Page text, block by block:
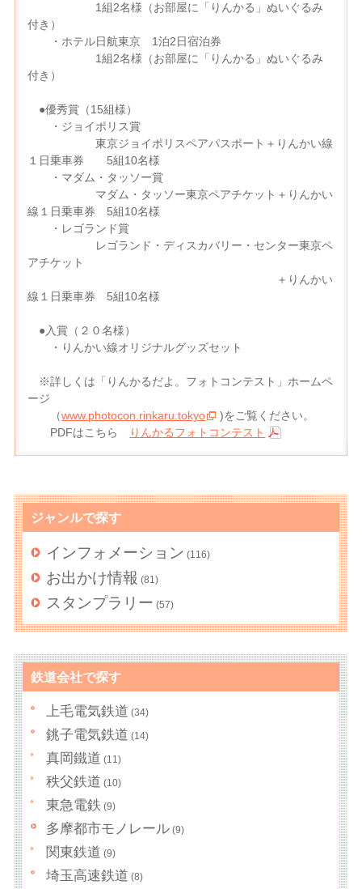
1組2名様（お部屋に「りんかる」ぬいぐるみ
付き）
・ホテル日航東京 1泊2日宿泊券
1組2名様（お部屋に「りんかる」ぬいぐるみ
付き）
●優秀賞（15組様）
・ジョイポリス賞
東京ジョイポリスペアパスポート＋りんかい線
１日乗車券 5組10名様
・マダム・タッソー賞
マダム・タッソー東京ペアチケット＋りんかい
線１日乗車券 5組10名様
・レゴランド賞
レゴランド・ディスカバリー・センター東京ペ
アチケット
＋りんかい
線１日乗車券 5組10名様
●入賞（２０名様）
・りんかい線オリジナルグッズセット
※詳しくは「りんかるだよ。フォトコンテスト」ホームペ
ージ
（www.photocon.rinkaru.tokyo
)をご覧ください。
PDFはこちら
りんかるフォトコンテスト
ジャンルで探す
インフォメーション (116)
お出かけ情報 (81)
スタンプラリー (57)
鉄道会社で探す
上毛電気鉄道 (34)
銚子電気鉄道 (14)
真岡鐵道 (11)
秩父鉄道 (10)
東急電鉄 (9)
多摩都市モノレール(9)
関東鉄道 (9)
埼玉高速鉄道 (8)